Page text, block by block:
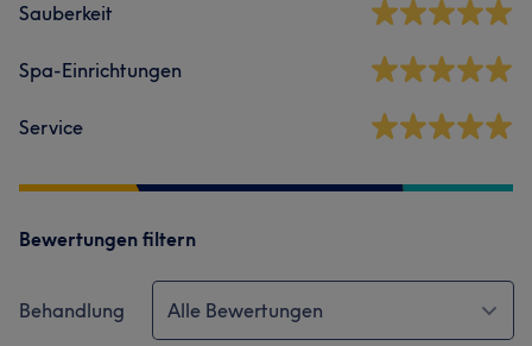
Sauberkeit
Spa-Einrichtungen
Service
Bewertungen filtern
Behandlung Alle Bewertungen